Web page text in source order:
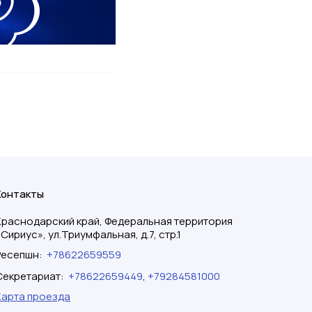
край, Федеральная территория
ул.Триумфальная, д.7, стр.1
: +78622659559
: +78622659449, +79284581000
проезда